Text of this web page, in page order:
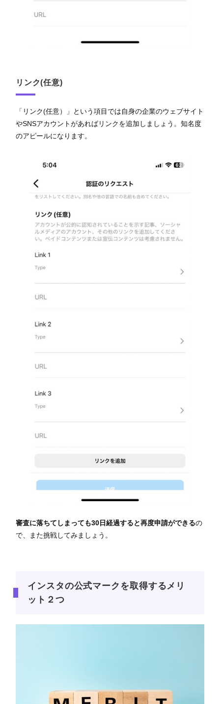
リンク(任意)
「リンク(任意）」という項目では自身の企業のウェブサイト
やSNSアカウントがあればリンクを追加しましょう。知名度
のアピールになります。
審査に落ちてしまっても30日経過すると再度申請ができるの
で、また挑戦してみましょう。
インスタの公式マークを取得するメリ
ット２つ